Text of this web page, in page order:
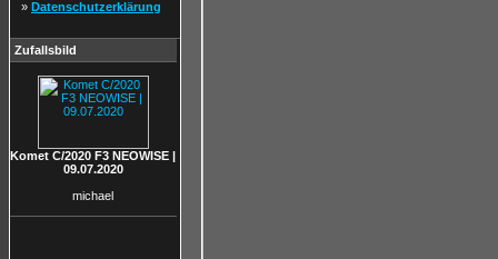
» Datenschutzerklärung
Zufallsbild
Komet C/2020 F3 NEOWISE |
09.07.2020
michael